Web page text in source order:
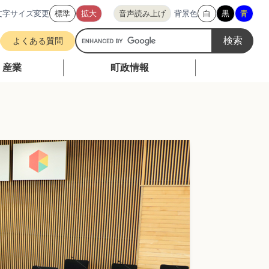
字サイズ変更 標準 拡大 音声読み上げ 背景色 白 黒 青
よくある質問
G
o
タ
ム
検
索
産業 町政情報